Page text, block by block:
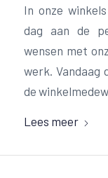
In onze
dag aan de
wensen met
werk. Vandaag
de
Lees meer